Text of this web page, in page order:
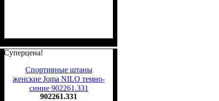
Суперцена!
Спортивные штаны
женские Joma NILO темно-
синие 902261.331
902261.331